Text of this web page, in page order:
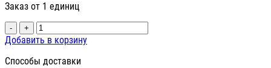
Заказ от 1 единиц
- +
Добавить в корзину
Способы доставки